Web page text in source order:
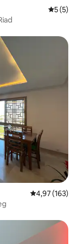
5 (5)
Gemiddelde
4,97 (163)